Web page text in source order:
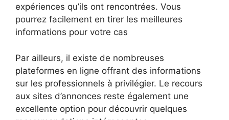
expériences qu’ils ont rencontrées. Vous
pourrez facilement en tirer les meilleures
informations pour votre cas
Par ailleurs, il existe de nombreuses
plateformes en ligne offrant des informations
sur les professionnels à privilégier. Le recours
aux sites d’annonces reste également une
excellente option pour découvrir quelques